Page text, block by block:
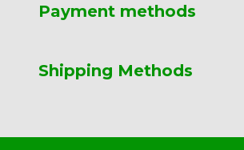
Payment methods
Shipping Methods